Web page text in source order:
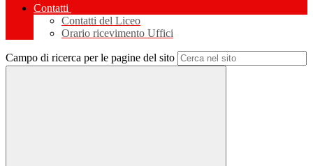
Contatti
Contatti del Liceo
Orario ricevimento Uffici
Campo di ricerca per le pagine del sito